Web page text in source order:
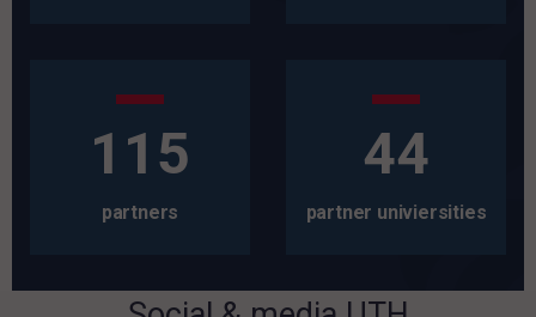
115
partners
44
partner univiersities